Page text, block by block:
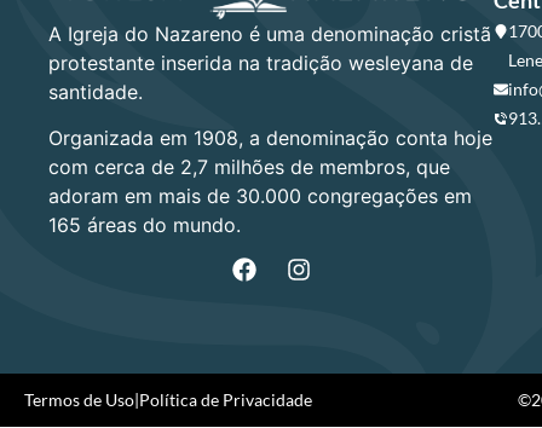
A Igreja do Nazareno é uma denominação cristã
protestante inserida na tradição wesleyana de
santidade.
Organizada em 1908, a denominação conta hoje
com cerca de 2,7 milhões de membros, que
adoram em mais de 30.000 congregações em
165 áreas do mundo.
Termos de Uso|Política de Privacidade